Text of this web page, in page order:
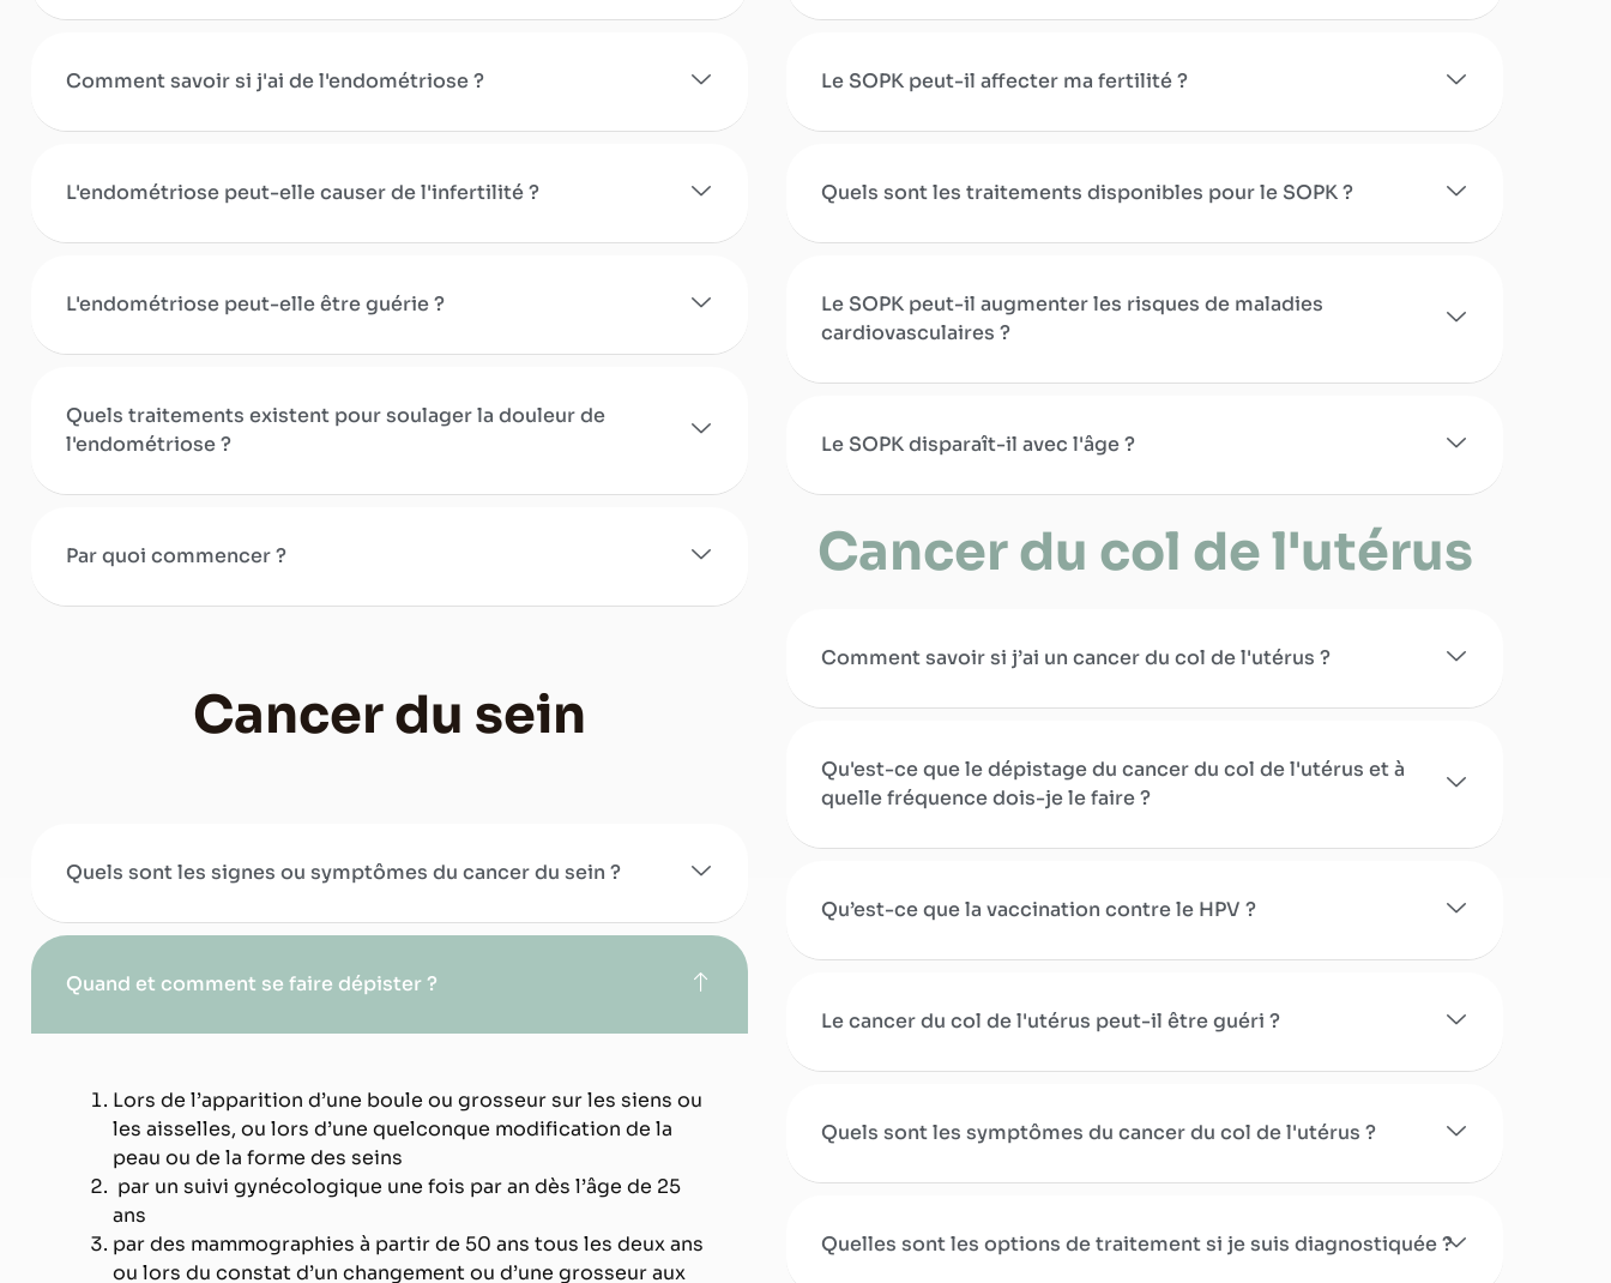
Comment savoir si j'ai de l'endométriose ?
L'endométriose peut-elle causer de l'infertilité ?
L'endométriose peut-elle être guérie ?
Quels traitements existent pour soulager la douleur de
l'endométriose ?
Par quoi commencer ?
Cancer du sein
Quels sont les signes ou symptômes du cancer du sein ?
Quand et comment se faire dépister ?
Lors de l’apparition d’une boule ou grosseur sur les siens ou
les aisselles, ou lors d’une quelconque modification de la
peau ou de la forme des seins
par un suivi gynécologique une fois par an dès l’âge de 25
ans
par des mammographies à partir de 50 ans tous les deux ans
ou lors du constat d’un changementou d’une grosseur aux
Le SOPK peut-il affecter ma fertilité ?
Quels sont les traitements disponibles pour le SOPK ?
Le SOPK peut-il augmenter les risques de maladies
cardiovasculaires ?
Le SOPK disparaît-il avec l'âge ?
Cancer du col de l'utérus
Comment savoir si j’ai un cancer du col de l'utérus ?
Qu'est-ce que le dépistage du cancer du col de l'utérus et à
quelle fréquence dois-je le faire ?
Qu’est-ce que la vaccination contre le HPV ?
Le cancer du col de l'utérus peut-il être guéri ?
Quels sont les symptômes du cancer du col de l'utérus ?
Quelles sont les options de traitement si je suis diagnostiquée ?